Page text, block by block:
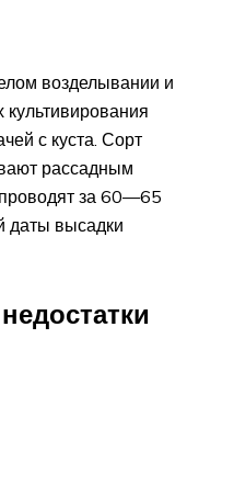
возделывании и
культивирования
с куста. Сорт
рассадным
за 60—65
даты высадки